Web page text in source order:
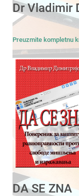
Dr Vladimir
Preuzmite kompletnu
DA SE ZNA